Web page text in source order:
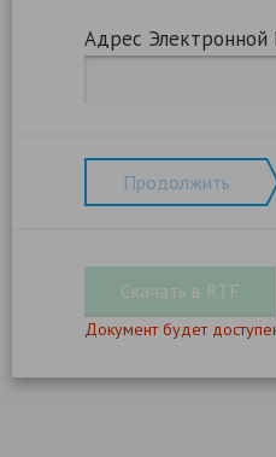
Адрес
Продолжить
Документ будет